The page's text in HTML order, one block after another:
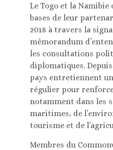
Le Togo et la Namibie
bases de leur
2018 à travers la
mémorandum
les consultations
diplomatiques.
pays entretiennent
régulier pour
notamment dans les
maritimes, de
tourisme et de
Membres du